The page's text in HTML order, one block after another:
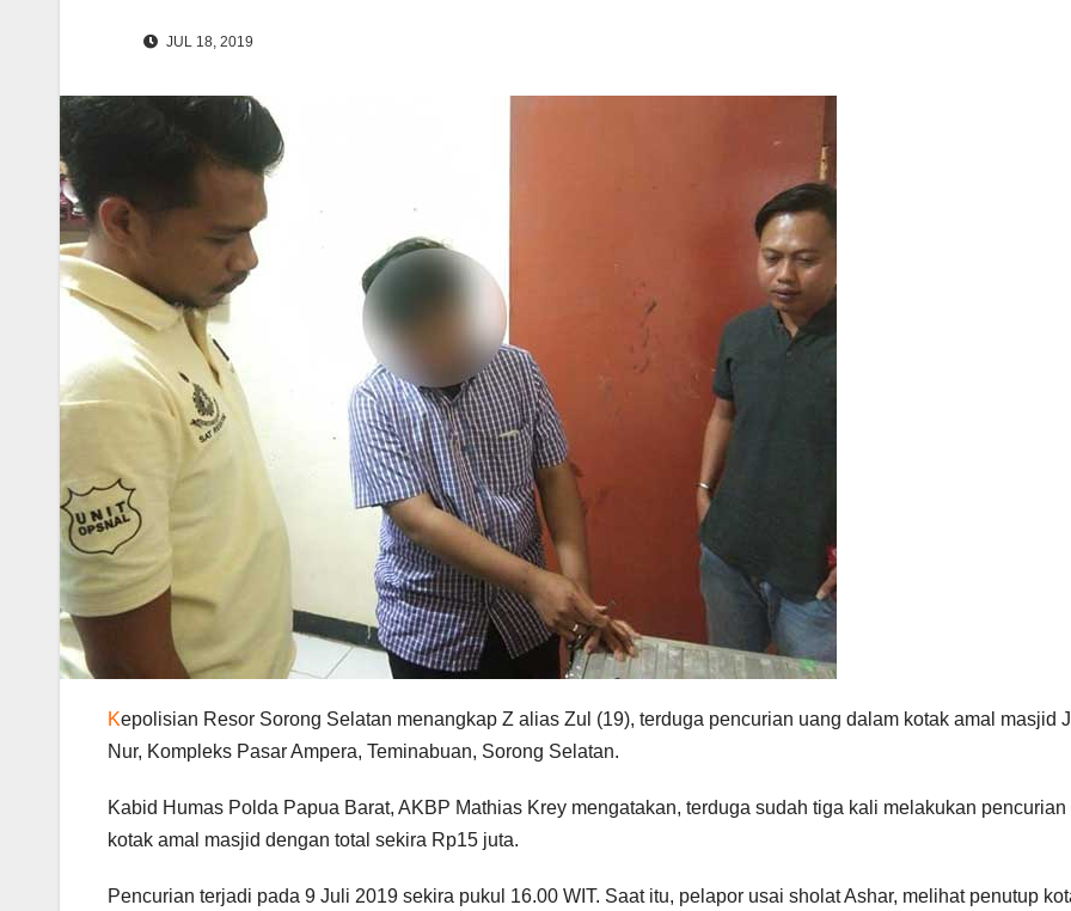
JUL 18, 2019
Kepolisian Resor Sorong Selatan menangkap Z alias Zul (19), terduga pencurian uang dalam kotak amal masjid
Nur, Kompleks Pasar Ampera, Teminabuan, Sorong Selatan.
Kabid Humas Polda Papua Barat, AKBP Mathias Krey mengatakan, terduga sudah tiga kali melakukan pencurian
kotak amal masjid dengan total sekira Rp15 juta.
Pencurian terjadi pada 9 Juli 2019 sekira pukul 16.00 WIT. Saat itu, pelapor usai sholat Ashar, melihat penutup